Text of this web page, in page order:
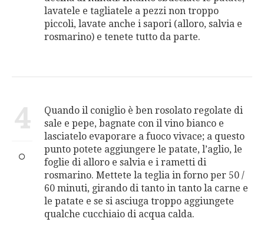
lavatele e tagliatele a pezzi non troppo
piccoli, lavate anche i sapori (alloro, salvia e
rosmarino) e tenete tutto da parte.
4
Quando il coniglio è ben rosolato regolate di
sale e pepe, bagnate con il vino bianco e
lasciatelo evaporare a fuoco vivace; a questo
punto potete aggiungere le patate, l’aglio, le
foglie di alloro e salvia e i rametti di
rosmarino. Mettete la teglia in forno per 50 /
60 minuti, girando di tanto in tanto la carne e
le patate e se si asciuga troppo aggiungete
qualche cucchiaio di acqua calda.